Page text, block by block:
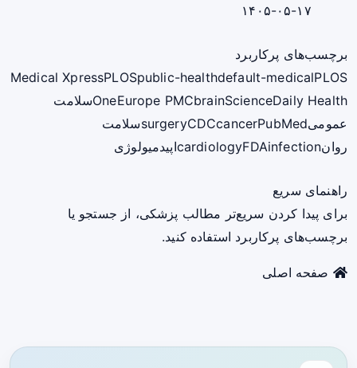
برچسب‌های پرکاربرد
Medical XpressPLOSpublic-healthdefault-medicalPLOS
OneEurope PMCbrainScienceDaily Health
سلامت
عمومی
surgeryCDCcancerPubMed
سلامت
روان
cardiologyFDAinfection اپیدمیولوژی
راهنمای سریع
برای پیدا کردن سریع‌تر مطالب پزشکی، از جستجو یا
برچسب‌های پرکاربرد استفاده کنید.
صفحه اصلی